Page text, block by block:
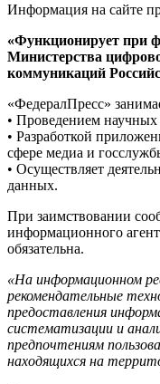
Информация на сайте
«Функционирует при
Министерства
коммуникаций
«ФедералПресс»
• Проведением научных
• Разработкой
сфере медиа и
• Осуществляет
данных.
При заимствовании
информационного
обязательна.
«На информационном
рекомендательные
предоставления
систематизации и
предпочтениям
находящихся на